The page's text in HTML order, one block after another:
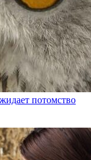
потомство